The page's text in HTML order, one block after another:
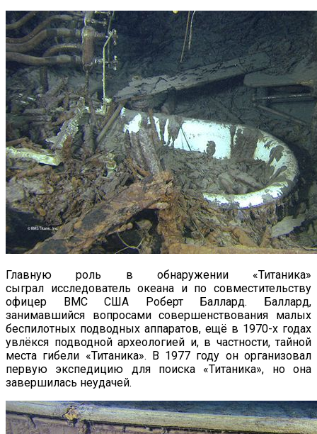
Главную роль в обнаружении «Титаника»
сыграл исследователь океана и по совместительству
офицер ВМС США Роберт Баллард. Баллард,
занимавшийся вопросами совершенствования малых
беспилотных подводных аппаратов, ещё в 1970-х годах
увлёкся подводной археологией и, в частности, тайной
места гибели «Титаника». В 1977 году он организовал
первую экспедицию для поиска «Титаника», но она
завершилась неудачей.